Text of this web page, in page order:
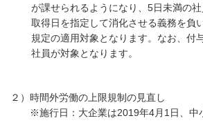
が課せられるようになり、5日未満の
取得日を指定して消化させる義務を負
規定の適用対象となります。なお、付
社員が対象となります。
２）時間外労働の上限規制の見直し
※施行日：大企業は2019年4月1日、中